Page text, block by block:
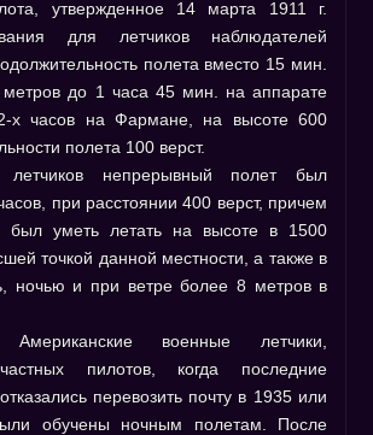
утвержденное 14 марта 1911 г.
для летчиков наблюдателей
полета вместо 15 мин.
до 1 часа 45 мин. на аппарате
х часов на Фармане, на высоте 600
полета 100 верст.
непрерывный полет был
при расстоянии 400 верст, причем
был уметь летать на высоте в 1500
точкой данной местности, а также в
ночью и при ветре более 8 метров в
Американские военные летчики,
пилотов, когда последние
перевозить почту в 1935 или
обучены ночным полетам. После